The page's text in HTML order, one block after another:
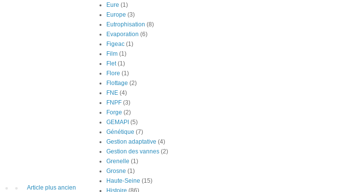
Article plus ancien
Eure (1)
Europe (3)
Eutrophisation (8)
Evaporation (6)
Figeac (1)
Film (1)
Flet (1)
Flore (1)
Flottage (2)
FNE (4)
FNPF (3)
Forge (2)
GEMAPI (5)
Génétique (7)
Gestion adaptative (4)
Gestion des vannes (2)
Grenelle (1)
Grosne (1)
Haute-Seine (15)
Histoire (86)